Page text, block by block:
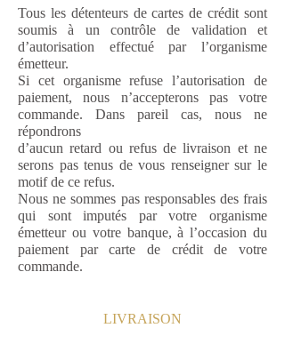
Tous les détenteurs de cartes de crédit sont
soumis à un contrôle de validation et
d’autorisation effectué par l’organisme
émetteur.
Si cet organisme refuse l’autorisation de
paiement, nous n’accepterons pas votre
commande. Dans pareil cas, nous ne
répondrons
d’aucun retard ou refus de livraison et ne
serons pas tenus de vous renseigner sur le
motif de ce refus.
Nous ne sommes pas responsables des frais
qui sont imputés par votre organisme
émetteur ou votre banque, à l’occasion du
paiement par carte de crédit de votre
commande.
LIVRAISON